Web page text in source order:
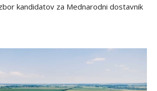
kandidatov za Mednarodni dostavnik